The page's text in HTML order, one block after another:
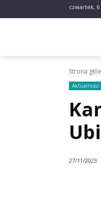
czwartek, 6
Strona
Aktualności
27/11/2023